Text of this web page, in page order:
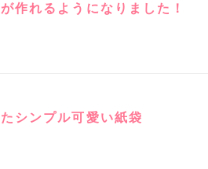
作れるようになりました！
シンプル可愛い紙袋